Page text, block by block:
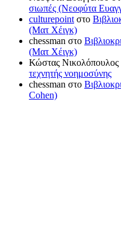
σιωπές (Νεοφύτα
culturepointστο
(Ματ Χέιγκ)
chessman στο
(Ματ Χέιγκ)
Κώστας Νικολόπουλος
τεχνητής νοημοσύνης
chessman στο
Cohen)